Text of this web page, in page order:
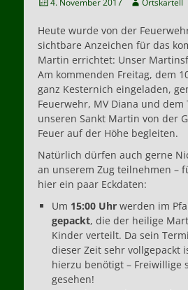
Heute wurde von der
sichtbare Anzeichen für das
Martin errichtet: Unser
Am kommenden Freitag, dem
ganz Kesternich eingeladen,
Feuerwehr, MV Diana und dem
unseren Sankt Martin von der
Feuer auf der Höhe begleiten.
Natürlich dürfen auch gerne
an unserem Zug teilnehmen –
hier ein paar Eckdaten:
Um 15:00 Uhr werden im
gepackt, die der heilige
Kinder verteilt. Da sein
dieser Zeit sehr vollgepackt
hierzu benötigt – Freiwillige
gesehen!